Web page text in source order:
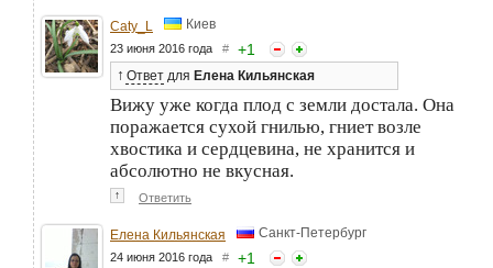
Caty_L Киев
23 июня 2016 года # +1
↑ Ответ для Елена Кильянская
Вижу уже когда плод с земли достала. Она
поражается сухой гнилью, гниет возле
хвостика и сердцевина, не хранится и
абсолютно не вкусная.
↑ Ответить
Елена Кильянская Санкт-Петербург
24 июня 2016 года # +1